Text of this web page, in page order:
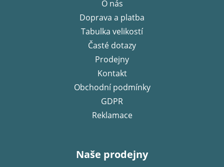
O nás
Doprava a platba
Tabulka velikostí
Časté dotazy
Prodejny
Kontakt
Obchodní podmínky
GDPR
Reklamace
Naše prodejny